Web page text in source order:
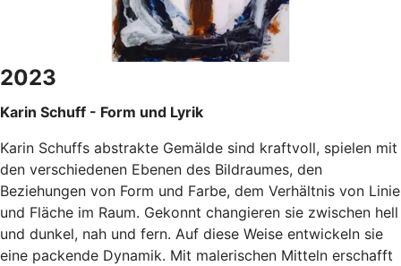
2023
Karin Schuff - Form und Lyrik
Karin Schuffs abstrakte Gemälde sind kraftvoll, spielen mit
den verschiedenen Ebenen des Bildraumes, den
Beziehungen von Form und Farbe, dem Verhältnis von Linie
und Fläche im Raum. Gekonnt changieren sie zwischen hell
und dunkel, nah und fern. Auf diese Weise entwickeln sie
eine packende Dynamik. Mit malerischen Mitteln erschafft